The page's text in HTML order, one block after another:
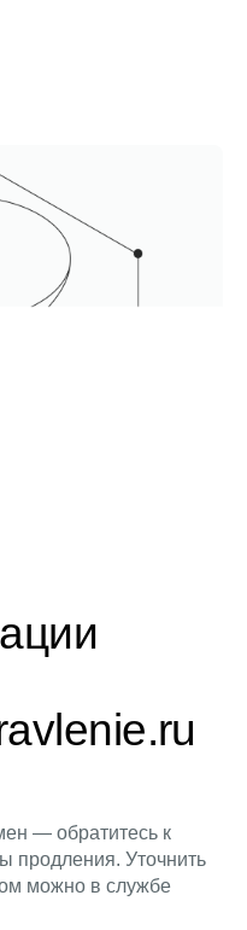
— обратитесь к
продления. Уточнить
можно в службе